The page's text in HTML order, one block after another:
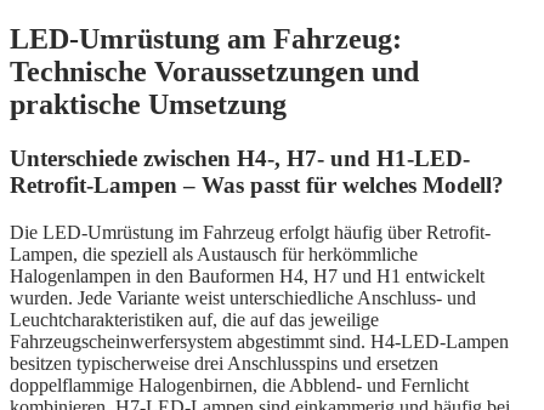
LED-Umrüstung am Fahrzeug:
Technische Voraussetzungen und
praktische Umsetzung
Unterschiede zwischen H4-, H7- und H1-LED-
Retrofit-Lampen – Was passt für welches Modell?
Die LED-Umrüstung im Fahrzeug erfolgt häufig über Retrofit-
Lampen, die speziell als Austausch für herkömmliche
Halogenlampen in den Bauformen H4, H7 und H1 entwickelt
wurden. Jede Variante weist unterschiedliche Anschluss- und
Leuchtcharakteristiken auf, die auf das jeweilige
Fahrzeugscheinwerfersystem abgestimmt sind. H4-LED-Lampen
besitzen typischerweise drei Anschlusspins und ersetzen
doppelflammige Halogenbirnen, die Abblend- und Fernlicht